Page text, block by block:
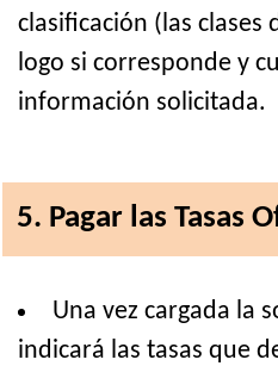
clasificación (las clases
logo si corresponde y
información solicitada.
5. Pagar las Tasas
Una vez cargada la
indicará las tasas que